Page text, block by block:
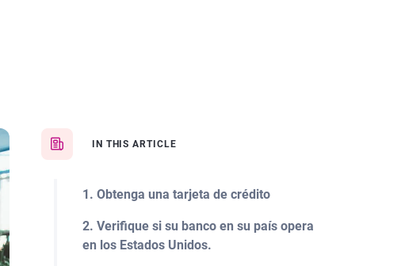
IN THIS ARTICLE
1. Obtenga una tarjeta de crédito
2. Verifique si su banco en su país opera
en los Estados Unidos.